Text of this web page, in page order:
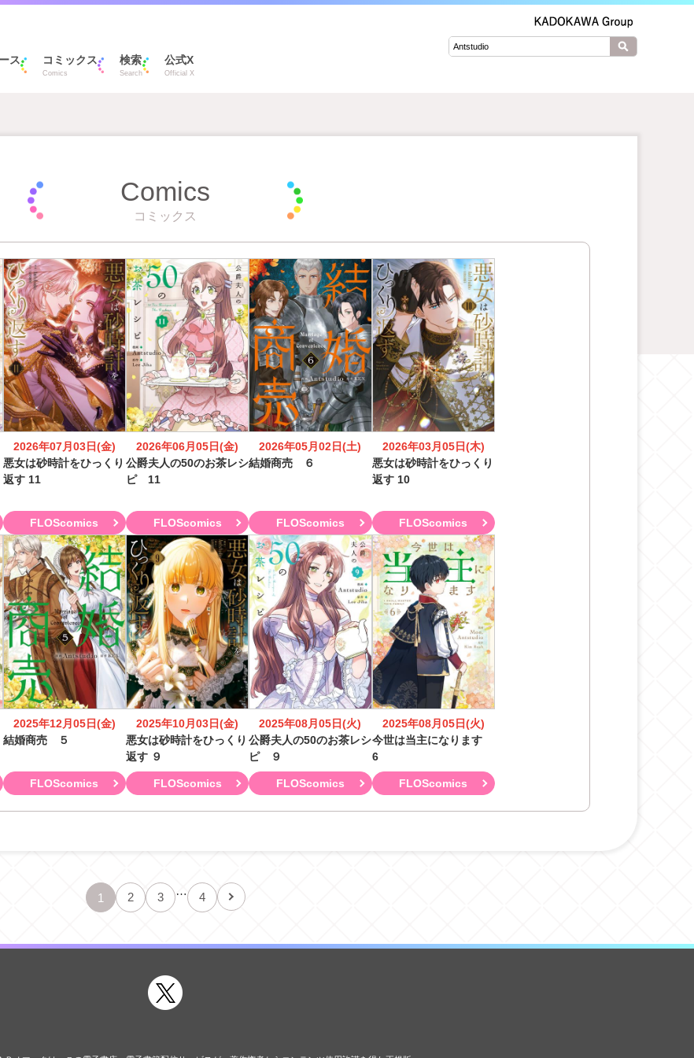
ス コミックス
Comics
検索
Search
公式X
Official X
Comics
コミックス
2026年07月03日(金)
悪女は砂時計をひっくり
返す 11
FLOScomics
2026年06月05日(金)
公爵夫人の50のお茶レシ
ピ 11
FLOScomics
2026年05月02日(土)
結婚商売 ６
FLOScomics
2026年03月05日(木)
悪女は砂時計をひっくり
返す 10
FLOScomics
2025年12月05日(金)
結婚商売 ５
FLOScomics
2025年10月03日(金)
悪女は砂時計をひっくり
返す ９
FLOScomics
2025年08月05日(火)
公爵夫人の50のお茶レシ
ピ ９
FLOScomics
2025年08月05日(火)
今世は当主になります
6
FLOScomics
1 2 3 … 4